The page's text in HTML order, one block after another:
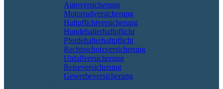
Autoversicherung
Motorradversicherung
Haftpflichtversicherung
Hundehalterhaftpflicht
Pferdehalterhaftpflicht
Rechtsschutzversicherung
Unfallversicherung
Reiseversicherung
Gewerbeversicherung